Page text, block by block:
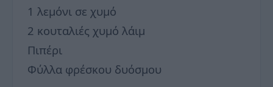
1 λεμόνι σε χυμό
2 κουταλιές χυμό λάιμ
Πιπέρι
Φύλλα φρέσκου δυόσμου